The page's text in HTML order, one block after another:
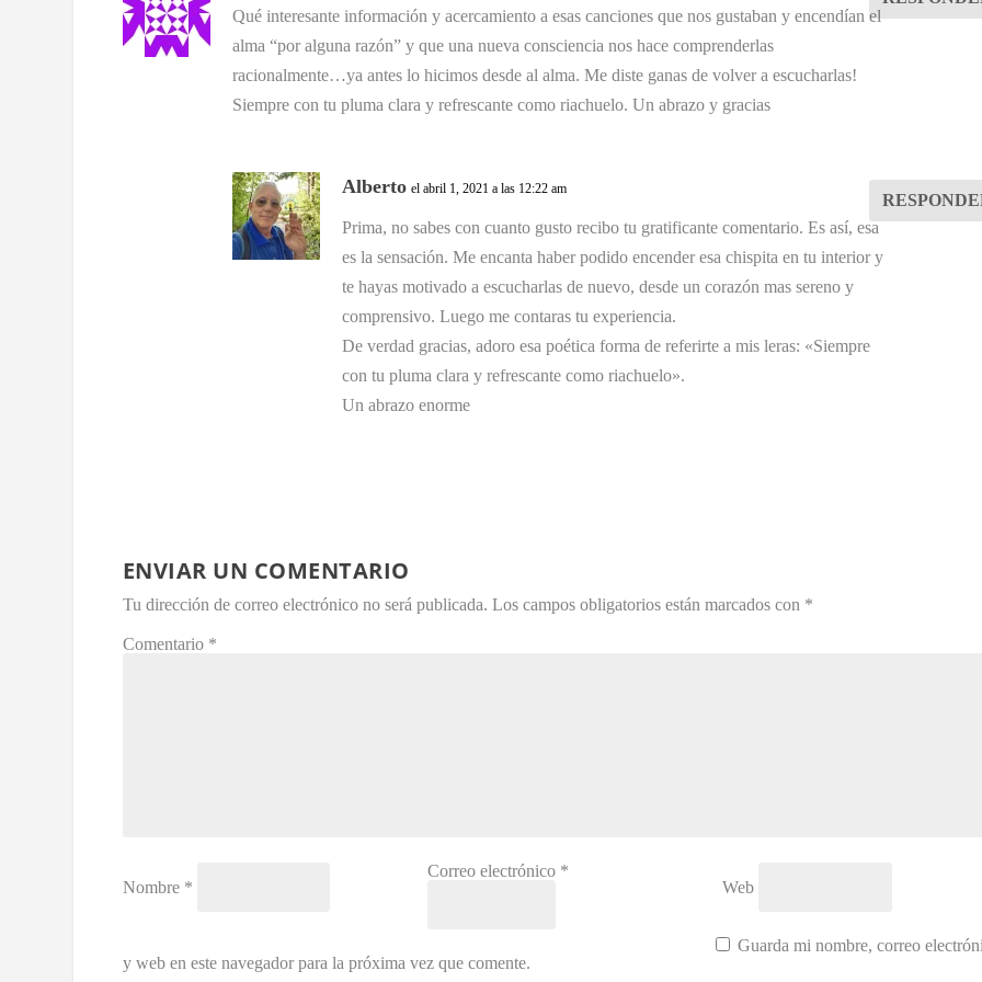
Qué interesante información y acercamiento a esas canciones que nos gustaban y encendían el
alma “por alguna razón” y que una nueva consciencia nos hace comprenderlas
racionalmente…ya antes lo hicimos desde al alma. Me diste ganas de volver a escucharlas!
Siempre con tu pluma clara y refrescante como riachuelo. Un abrazo y gracias
Alberto el abril 1, 2021 a las 12:22 am
Prima, no sabes con cuanto gusto recibo tu gratificante comentario. Es así, esa
es la sensación. Me encanta haber podido encender esa chispita en tu interior y
te hayas motivado a escucharlas de nuevo, desde un corazón mas sereno y
comprensivo. Luego me contaras tu experiencia.
De verdad gracias, adoro esa poética forma de referirte a mis leras: «Siempre
con tu pluma clara y refrescante como riachuelo».
Un abrazo enorme
ENVIAR UN COMENTARIO
Tu dirección de correo electrónico no será publicada. Los campos obligatorios están marcados con *
Comentario *
Nombre *
Correo electrónico *
Web
Guarda mi nombre, correo
y web en este navegador para la próxima vez que comente.